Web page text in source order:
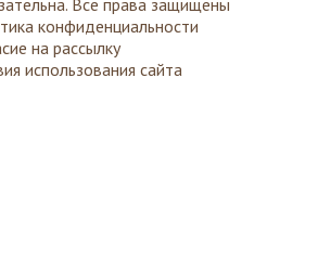
Все права защищены
конфиденциальности
на рассылку
использования сайта